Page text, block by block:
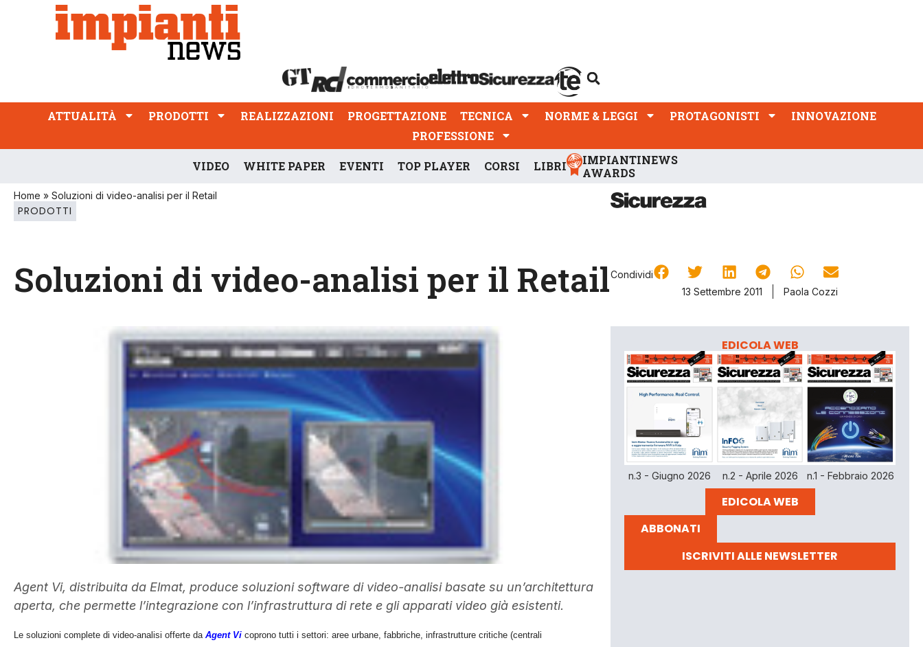
ATTUALITÀ PRODOTTI REALIZZAZIONI
PROFESSIONE
ATTUALITÀ PRODOTTI REALIZZAZIONI PROGETTAZIONE TECNICA NORME & LEGGI PROTAGONISTI
INNOVAZIONE
PROFESSIONE
VIDEO WHITE PAPER EVENTI TOP PLAYER CORSI LIBRI
IMPIANTINEWS
AWARDS
Home » Soluzioni di video-analisi per il Retail
PRODOTTI
Soluzioni di video-analisi per il RetailCondividi
13 Settembre 2011
Paola Cozzi
Agent Vi, distribuita da Elmat, produce soluzioni software di video-analisi basate su un’architettura
aperta, che permette l’integrazione con l’infrastruttura di rete e gli apparati video già esistenti.
Le soluzioni complete di video-analisi offerte da Agent Vi coprono tutti i settori: aree urbane, fabbriche, infrastrutture critiche (centrali
EDICOLA WEB
n.3 - Giugno 2026 n.2 - Aprile 2026 n.1 - Febbraio 2026
EDICOLA WEB
ABBONATI
ISCRIVITI ALLE NEWSLETTER